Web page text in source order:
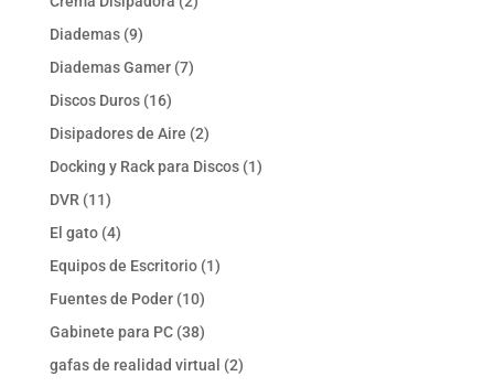
Diademas 99
productos
Diademas Gamer 77
Discos Duros 1616
productos
Disipadores de Aire 22
productos
Docking y Rack para Discos 11
DVR 1111
productos
El gato 44
productos
Equipos de Escritorio 11
Fuentes de Poder 1010
productos
Gabinete para PC 3838
productos
gafas de realidad virtual 22